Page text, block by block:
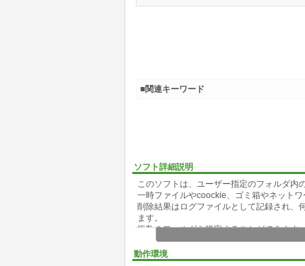
ソフト詳細説明
このソフトは、ユーザー指定のフォルダ
一時ファイルやcoockie、ゴミ箱やネットワ
削除結果はログファイルとして記録され、
ます。
複数のフォルダを指定することができます
バージョン3から削除除外ファイルの設定
見直し等も行いました。
動作環境
■関連キーワード